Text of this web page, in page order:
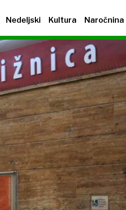
Nedeljski Kultura Naročnina